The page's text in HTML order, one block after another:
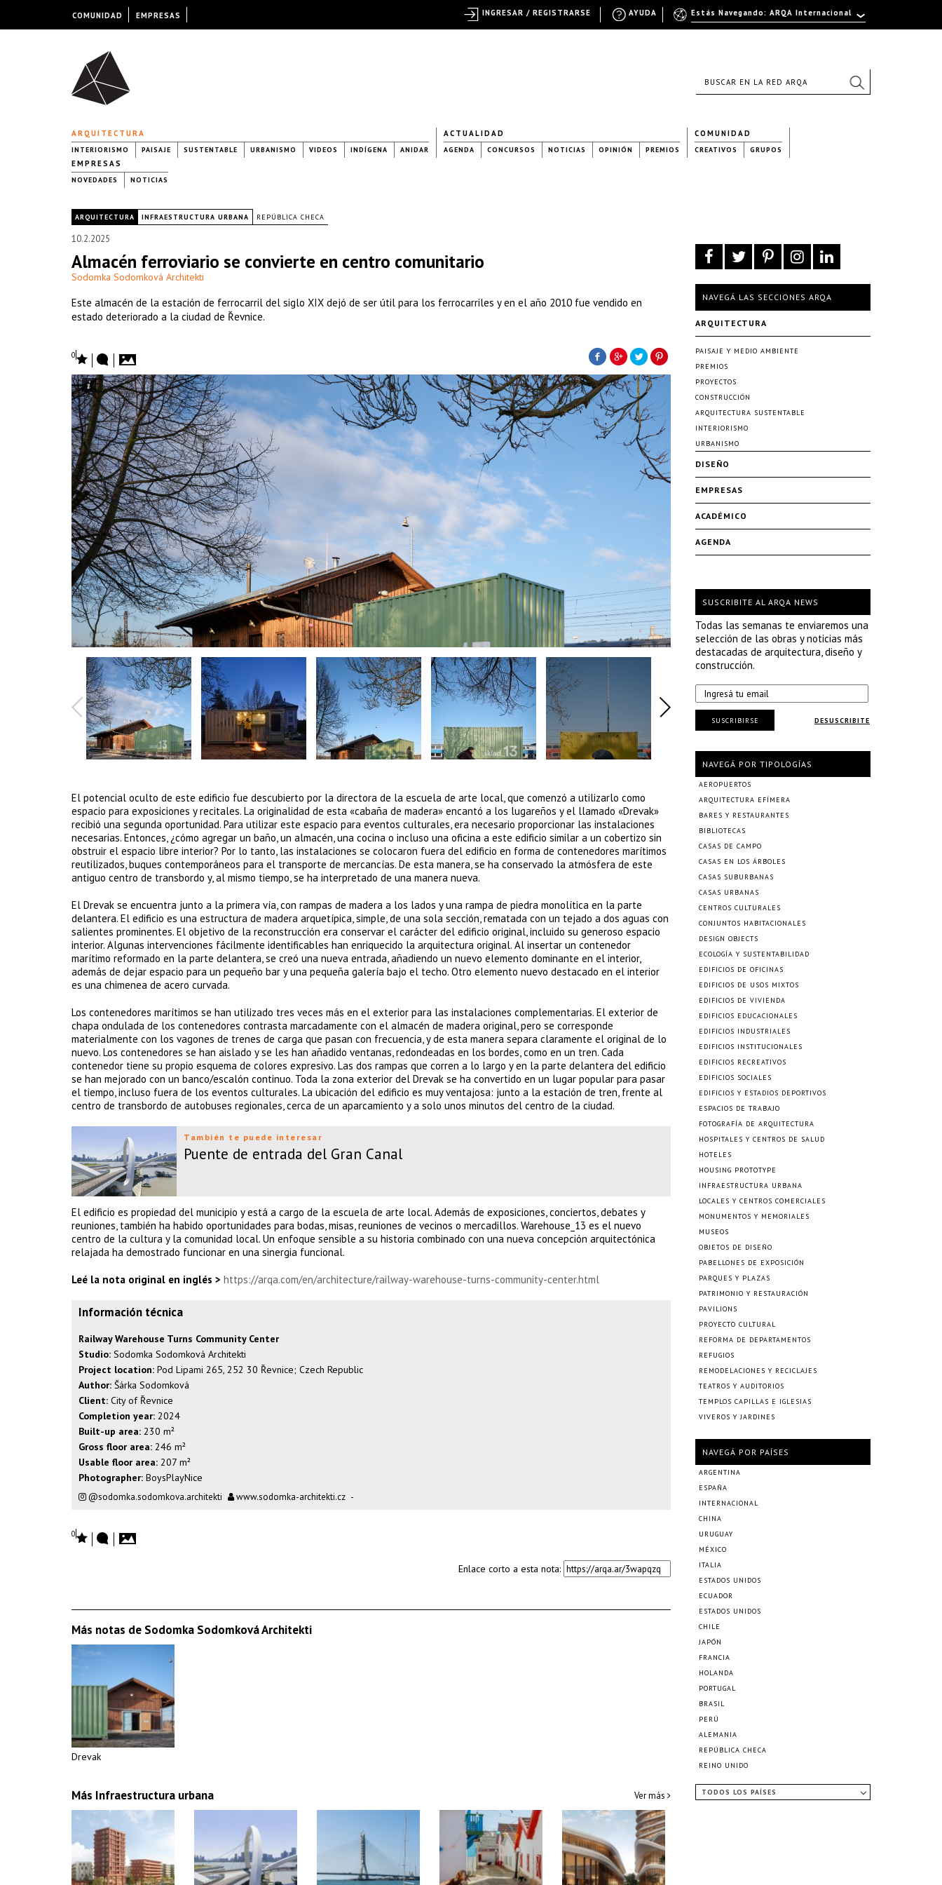
ARQUITECTURA
INTERIORISMO PAISAJE SUSTENTABLE URBANISMO VIDEOS INDÍGENA ANIDAR
ACTUALIDAD
AGENDA CONCURSOS NOTICIAS OPINIÓN PREMIOS
COMUNIDAD
CREATIVOS GRUPOS
EMPRESAS
NOVEDADES NOTICIAS
ARQUITECTURA INFRAESTRUCTURA URBANA REPÚBLICA CHECA
10.2.2025
Almacén ferroviario se convierte en centro comunitario
Sodomka Sodomková Architekti
Este almacén de la estación de ferrocarril del siglo XIX dejó de ser útil para los ferrocarriles y en el año 2010 fue vendido en
estado deteriorado a la ciudad de Řevnice.
0
El potencial oculto de este edificio fue descubierto por la directora de la escuela de arte local, que comenzó a utilizarlo como
espacio para exposiciones y recitales. La originalidad de esta «cabaña de madera» encantó a los lugareños y el llamado «Drevak»
recibió una segunda oportunidad. Para utilizar este espacio para eventos culturales, era necesario proporcionar las instalaciones
necesarias. Entonces, ¿cómo agregar un baño, un almacén, una cocina o incluso una oficina a este edificio similar a un cobertizo sin
obstruir el espacio libre interior? Por lo tanto, las instalaciones se colocaron fuera del edificio en forma de contenedores marítimos
reutilizados, buques contemporáneos para el transporte de mercancías. De esta manera, se ha conservado la atmósfera de este
antiguo centro de transbordo y, al mismo tiempo, se ha interpretado de una manera nueva.
El Drevak se encuentra junto a la primera vía, con rampas de madera a los lados y una rampa de piedra monolítica en la parte
delantera. El edificio es una estructura de madera arquetípica, simple, de una sola sección, rematada con un tejado a dos aguas con
salientes prominentes. El objetivo de la reconstrucción era conservar el carácter del edificio original, incluido su generoso espacio
interior. Algunas intervenciones fácilmente identificables han enriquecido la arquitectura original. Al insertar un contenedor
marítimo reformado en la parte delantera, se creó una nueva entrada, añadiendo un nuevo elemento dominante en el interior,
además de dejar espacio para un pequeño bar y una pequeña galería bajo el techo. Otro elemento nuevo destacado en el interior
es una chimenea de acero curvada.
Los contenedores marítimos se han utilizado tres veces más en el exterior para las instalaciones complementarias. El exterior de
chapa ondulada de los contenedores contrasta marcadamente con el almacén de madera original, pero se corresponde
materialmente con los vagones de trenes de carga que pasan con frecuencia, y de esta manera separa claramente el original de lo
nuevo. Los contenedores se han aislado y se les han añadido ventanas, redondeadas en los bordes, como en un tren. Cada
contenedor tiene su propio esquema de colores expresivo. Las dos rampas que corren a lo largo y en la parte delantera del edificio
se han mejorado con un banco/escalón continuo. Toda la zona exterior del Drevak se ha convertido en un lugar popular para pasar
el tiempo, incluso fuera de los eventos culturales. La ubicación del edificio es muy ventajosa: junto a la estación de tren, frente al
centro de transbordo de autobuses regionales, cerca de un aparcamiento y a solo unos minutos del centro de la ciudad.
También te puede interesar
Puente de entrada del Gran Canal
El edificio es propiedad del municipio y está a cargo de la escuela de arte local. Además de exposiciones, conciertos, debates y
reuniones, también ha habido oportunidades para bodas, misas, reuniones de vecinos o mercadillos. Warehouse_13 es el nuevo
centro de la cultura y la comunidad local. Un enfoque sensible a su historia combinado con una nueva concepción arquitectónica
relajada ha demostrado funcionar en una sinergia funcional.
Leé la nota original en inglés > https://arqa.com/en/architecture/railway-warehouse-turns-community-center.html
Información técnica
Railway Warehouse Turns Community Center
Studio: Sodomka Sodomková Architekti
Project location: Pod Lipami 265, 252 30 Řevnice; Czech Republic
Author: Šárka Sodomková
Client: City of Řevnice
Completion year: 2024
Built-up area: 230 m²
Gross floor area: 246 m²
Usable floor area: 207 m²
Photographer: BoysPlayNice
@sodomka.sodomkova.architekti www.sodomka-architekti.cz -
0
Enlace corto a esta nota:
Más notas de Sodomka Sodomková Architekti
Drevak
Más Infraestructura urbana Ver más
NAVEGÁ LAS SECCIONES ARQA
ARQUITECTURA
PAISAJE Y MEDIO AMBIENTE
PREMIOS
PROYECTOS
CONSTRUCCIÓN
ARQUITECTURA SUSTENTABLE
INTERIORISMO
URBANISMO
DISEÑO
EMPRESAS
ACADÉMICO
AGENDA
SUSCRIBITE AL ARQA NEWS
Todas las semanas te enviaremos una
selección de las obras y noticias más
destacadas de arquitectura, diseño y
construcción.
DESUSCRIBITE
SUSCRIBIRSE
NAVEGÁ POR TIPOLOGÍAS
AEROPUERTOS
ARQUITECTURA EFÍMERA
BARES Y RESTAURANTES
BIBLIOTECAS
CASAS DE CAMPO
CASAS EN LOS ÁRBOLES
CASAS SUBURBANAS
CASAS URBANAS
CENTROS CULTURALES
CONJUNTOS HABITACIONALES
DESIGN OBJECTS
ECOLOGÍA Y SUSTENTABILIDAD
EDIFICIOS DE OFICINAS
EDIFICIOS DE USOS MIXTOS
EDIFICIOS DE VIVIENDA
EDIFICIOS EDUCACIONALES
EDIFICIOS INDUSTRIALES
EDIFICIOS INSTITUCIONALES
EDIFICIOS RECREATIVOS
EDIFICIOS SOCIALES
EDIFICIOS Y ESTADIOS DEPORTIVOS
ESPACIOS DE TRABAJO
FOTOGRAFÍA DE ARQUITECTURA
HOSPITALES Y CENTROS DE SALUD
HOTELES
HOUSING PROTOTYPE
INFRAESTRUCTURA URBANA
LOCALES Y CENTROS COMERCIALES
MONUMENTOS Y MEMORIALES
MUSEOS
OBJETOS DE DISEÑO
PABELLONES DE EXPOSICIÓN
PARQUES Y PLAZAS
PATRIMONIO Y RESTAURACIÓN
PAVILIONS
PROYECTO CULTURAL
REFORMA DE DEPARTAMENTOS
REFUGIOS
REMODELACIONES Y RECICLAJES
TEATROS Y AUDITORIOS
TEMPLOS CAPILLAS E IGLESIAS
VIVEROS Y JARDINES
NAVEGÁ POR PAÍSES
ARGENTINA
ESPAÑA
INTERNACIONAL
CHINA
URUGUAY
MÉXICO
ITALIA
ESTADOS UNIDOS
ECUADOR
ESTADOS UNIDOS
CHILE
JAPÓN
FRANCIA
HOLANDA
PORTUGAL
BRASIL
PERÚ
ALEMANIA
REPÚBLICA CHECA
REINO UNIDO
TODOS LOS PAÍSES
COMUNIDAD EMPRESAS Estás Navegando: ARQA Internacional
AYUDA
INGRESAR / REGISTRARSE